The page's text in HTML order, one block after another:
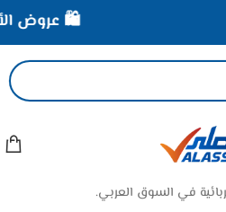
في السوق العربي.
🛍️ عروض